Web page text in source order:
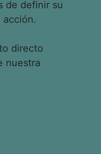
de definir su
acción.
directo
nuestra